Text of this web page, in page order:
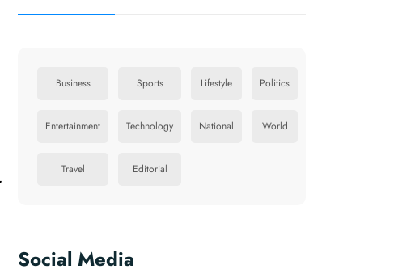
Business Sports Lifestyle Politics
Entertainment Technology National World
Travel Editorial
Social Media